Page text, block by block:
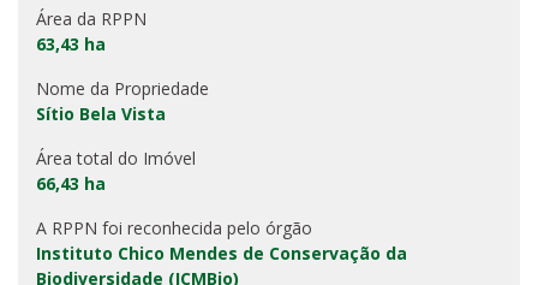
Área da RPPN
63,43 ha
Nome da Propriedade
Sítio Bela Vista
Área total do Imóvel
66,43 ha
A RPPN foi reconhecida pelo órgão
Instituto Chico Mendes de Conservação da
Biodiversidade (ICMBio)